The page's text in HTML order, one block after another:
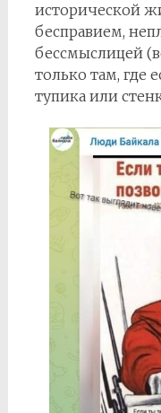
исторической
бесправием,
бессмыслицей
только там, где
тупика или